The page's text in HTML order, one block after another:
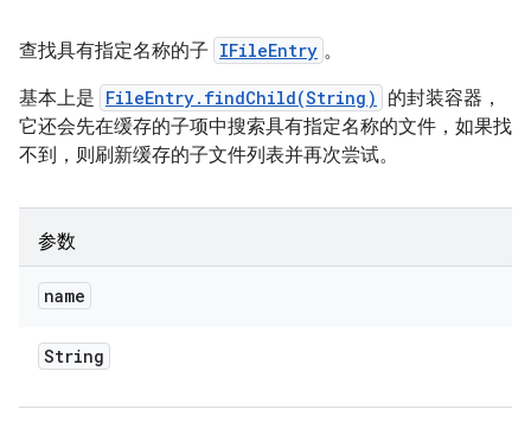
查找具有指定名称的子 IFileEntry 。
基本上是 FileEntry.findChild(String)
的封装容器，
它还会先在缓存的子项中搜索具有指定名称的文件，如果找
不到，则刷新缓存的子文件列表并再次尝试。
参数
name
String